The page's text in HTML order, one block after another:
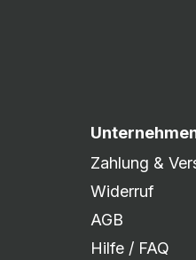
Zahlung &
Widerruf
AGB
Hilfe / FAQ